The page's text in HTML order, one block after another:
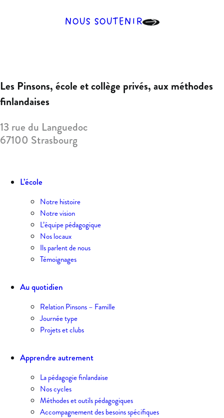
NOUS SOUTENIR
Les Pinsons, école et collège privés, aux méthodes
finlandaises
13 rue du Languedoc
67100 Strasbourg
L’école
Notre histoire
Notre vision
L’équipe pédagogique
Nos locaux
Ils parlent de nous
Témoignages
Au quotidien
Relation Pinsons – Famille
Journée type
Projets et clubs
Apprendre autrement
La pédagogie finlandaise
Nos cycles
Méthodes et outils pédagogiques
Accompagnement des besoins spécifiques